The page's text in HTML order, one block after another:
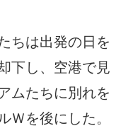
ちは出発の日を
下し、空港で見
ムたちに別れを
Ｗを後にした。